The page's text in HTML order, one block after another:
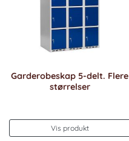
Garderobeskap 5-delt. Flere
størrelser
Vis produkt